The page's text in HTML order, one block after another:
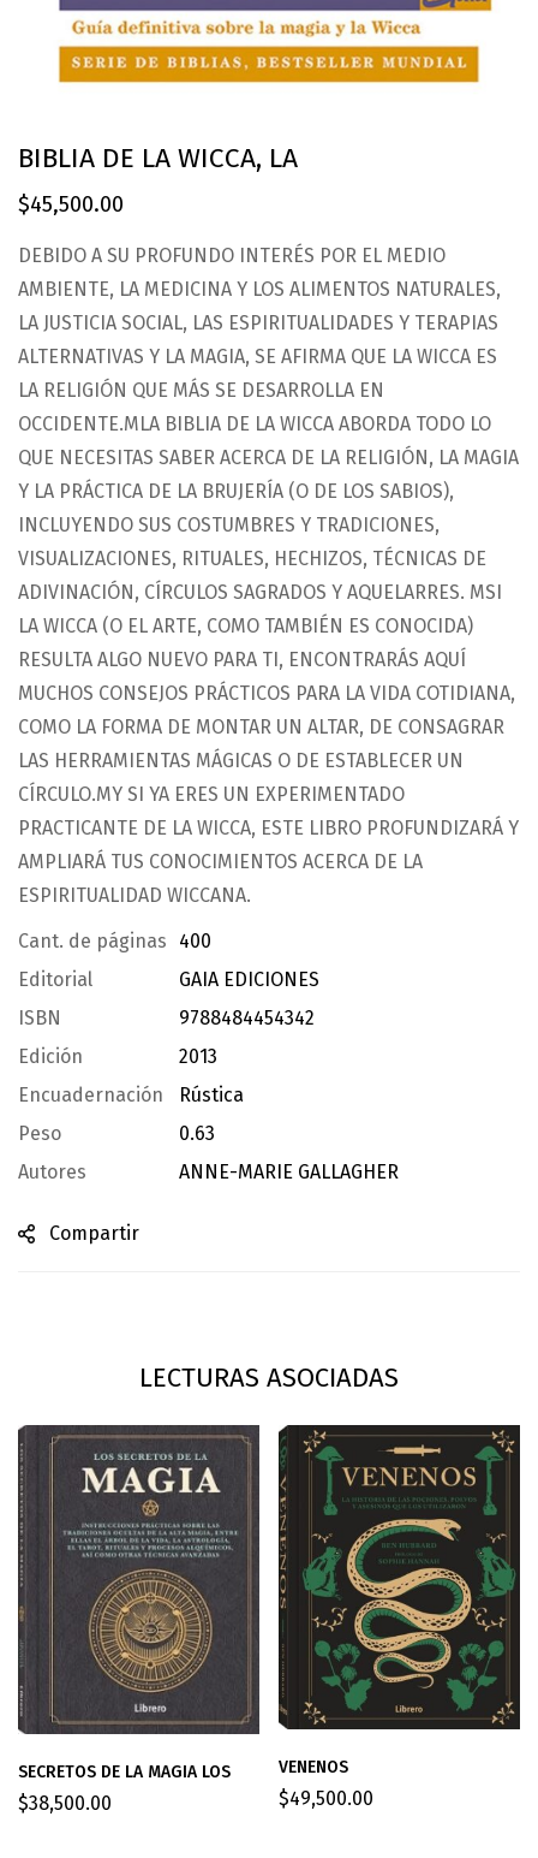
BIBLIA DE LA WICCA, LA
$45,500.00
DEBIDO A SU PROFUNDO INTERÉS POR EL MEDIO
AMBIENTE, LA MEDICINA Y LOS ALIMENTOS NATURALES,
LA JUSTICIA SOCIAL, LAS ESPIRITUALIDADES Y TERAPIAS
ALTERNATIVAS Y LA MAGIA, SE AFIRMA QUE LA WICCA ES
LA RELIGIÓN QUE MÁS SE DESARROLLA EN
OCCIDENTE.MLA BIBLIA DE LA WICCA ABORDA TODO LO
QUE NECESITAS SABER ACERCA DE LA RELIGIÓN, LA MAGIA
Y LA PRÁCTICA DE LA BRUJERÍA (O DE LOS SABIOS),
INCLUYENDO SUS COSTUMBRES Y TRADICIONES,
VISUALIZACIONES, RITUALES, HECHIZOS, TÉCNICAS DE
ADIVINACIÓN, CÍRCULOS SAGRADOS Y AQUELARRES. MSI
LA WICCA (O EL ARTE, COMO TAMBIÉN ES CONOCIDA)
RESULTA ALGO NUEVO PARA TI, ENCONTRARÁS AQUÍ
MUCHOS CONSEJOS PRÁCTICOS PARA LA VIDA COTIDIANA,
COMO LA FORMA DE MONTAR UN ALTAR, DE CONSAGRAR
LAS HERRAMIENTAS MÁGICAS O DE ESTABLECER UN
CÍRCULO.MY SI YA ERES UN EXPERIMENTADO
PRACTICANTE DE LA WICCA, ESTE LIBRO PROFUNDIZARÁ Y
AMPLIARÁ TUS CONOCIMIENTOS ACERCA DE LA
ESPIRITUALIDAD WICCANA.
Cant. de páginas
400
Editorial
GAIA EDICIONES
ISBN
9788484454342
Edición
2013
Encuadernación
Rústica
Peso
0.63
Autores
ANNE-MARIE GALLAGHER
Compartir
LECTURAS ASOCIADAS
SECRETOS DE LA MAGIA LOS
$38,500.00
VENENOS
$49,500.00